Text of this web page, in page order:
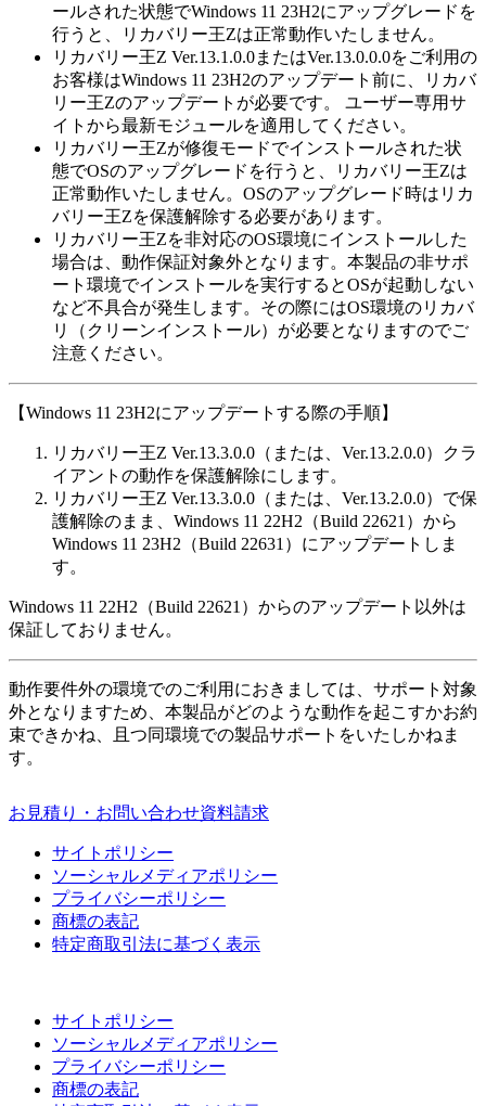
ールされた状態でWindows 11 23H2にアップグレードを
行うと、リカバリー王Zは正常動作いたしません。
リカバリー王Z Ver.13.1.0.0またはVer.13.0.0.0をご利用の
お客様はWindows 11 23H2のアップデート前に、リカバ
リー王Zのアップデートが必要です。 ユーザー専用サ
イトから最新モジュールを適用してください。
リカバリー王Zが修復モードでインストールされた状
態でOSのアップグレードを行うと、リカバリー王Zは
正常動作いたしません。OSのアップグレード時はリカ
バリー王Zを保護解除する必要があります。
リカバリー王Zを非対応のOS環境にインストールした
場合は、動作保証対象外となります。本製品の非サポ
ート環境でインストールを実行するとOSが起動しない
など不具合が発生します。その際にはOS環境のリカバ
リ（クリーンインストール）が必要となりますのでご
注意ください。
【Windows 11 23H2にアップデートする際の手順】
リカバリー王Z Ver.13.3.0.0（または、Ver.13.2.0.0）クラ
イアントの動作を保護解除にします。
リカバリー王Z Ver.13.3.0.0（または、Ver.13.2.0.0）で保
護解除のまま、Windows 11 22H2（Build 22621）から
Windows 11 23H2（Build 22631）にアップデートしま
す。
Windows 11 22H2（Build 22621）からのアップデート以外は
保証しておりません。
動作要件外の環境でのご利用におきましては、サポート対象
外となりますため、本製品がどのような動作を起こすかお約
束できかね、且つ同環境での製品サポートをいたしかねま
す。
お見積り・お問い合わせ資料請求
サイトポリシー
ソーシャルメディアポリシー
プライバシーポリシー
商標の表記
特定商取引法に基づく表示
サイトポリシー
ソーシャルメディアポリシー
プライバシーポリシー
商標の表記